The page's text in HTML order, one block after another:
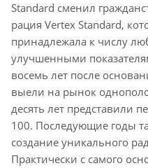
Standard сменил
рация Vertex Standard,
принадлежала к числу
улучшенными
восемь лет после
выели на рынок
десять лет представили
100. Последующие годы
создание уникального
Практически с самого